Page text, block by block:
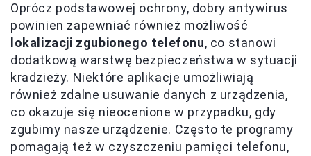
Oprócz podstawowej ochrony, dobry antywirus
powinien zapewniać również możliwość
lokalizacji zgubionego telefonu, co stanowi
dodatkową warstwę bezpieczeństwa w sytuacji
kradzieży. Niektóre aplikacje umożliwiają
również zdalne usuwanie danych z urządzenia,
co okazuje się nieocenione w przypadku, gdy
zgubimy nasze urządzenie. Często te programy
pomagają też w czyszczeniu pamięci telefonu,